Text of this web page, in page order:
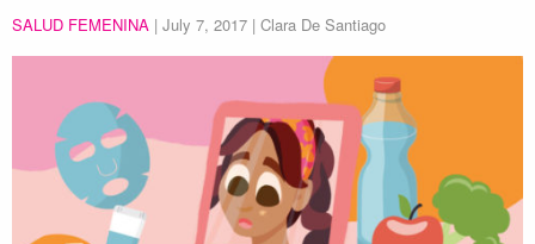
SALUD FEMENINA | July 7, 2017 | Clara De Santiago